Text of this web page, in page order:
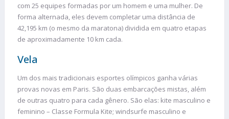
com 25 equipes formadas por um homem e uma mulher. De
forma alternada, eles devem completar uma distância de
42,195 km (o mesmo da maratona) dividida em quatro etapas
de aproximadamente 10 km cada.
Vela
Um dos mais tradicionais esportes olímpicos ganha várias
provas novas em Paris. São duas embarcações mistas, além
de outras quatro para cada gênero. São elas: kite masculino e
feminino – Classe Formula Kite; windsurfe masculino e